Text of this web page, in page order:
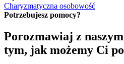
Charyzmatyczna osobowość
Potrzebujesz pomocy?
Porozmawiaj z
tym, jak możemy Ci